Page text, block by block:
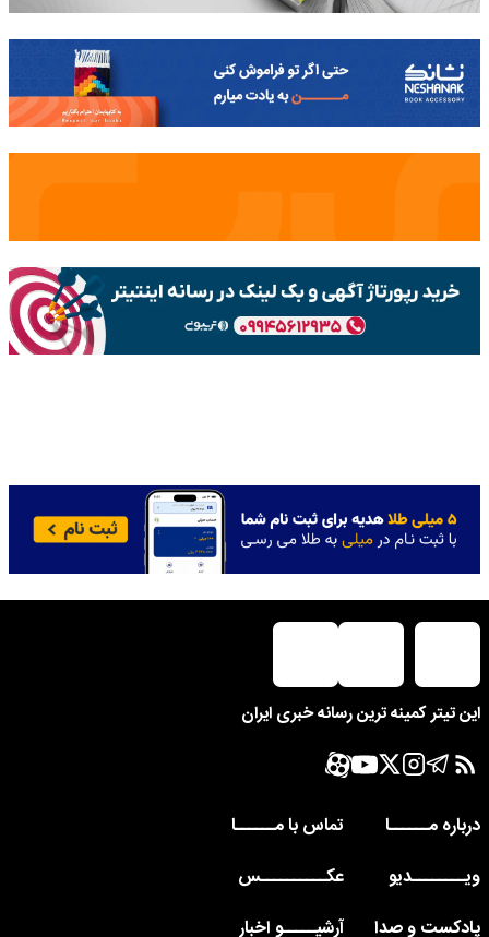
این تیتر کمینه ترین رسانه خبری ایران
درباره مــــــا
تماس با مــــــا
ویــــــــدیو
عکــــــــــس
پادکست و صدا
آرشیـــــو اخبار